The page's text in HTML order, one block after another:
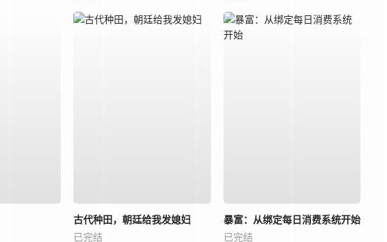
古代种田，朝廷给我发媳妇
已完结
暴富：从绑定每日消费系统开始
已完结